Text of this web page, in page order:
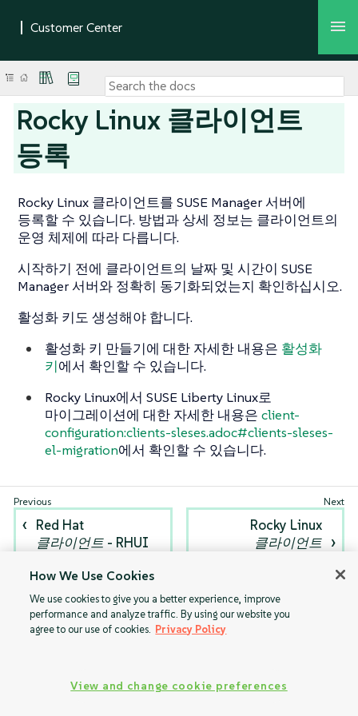
Rocky Linux 클라이언트
등록
Rocky Linux 클라이언트를 SUSE Manager 서버에
등록할 수 있습니다. 방법과 상세 정보는 클라이언트의
운영 체제에 따라 다릅니다.
시작하기 전에 클라이언트의 날짜 및 시간이 SUSE
Manager 서버와 정확히 동기화되었는지 확인하십시오.
활성화 키도 생성해야 합니다.
활성화 키 만들기에 대한 자세한 내용은 활성화
키에서 확인할 수 있습니다.
Rocky Linux에서 SUSE Liberty Linux로
마이그레이션에 대한 자세한 내용은 client-
configuration:clients-sleses.adoc#clients-sleses-
el-migration에서 확인할 수 있습니다.
Red Hat
클라이언트 - RHUI
Rocky Linux
클라이언트
How We Use Cookies
We use cookies to give you a better experience, improve
performance and analyze traffic. By using our website you
agree to our use of cookies. Privacy Policy
View and change cookie preferences